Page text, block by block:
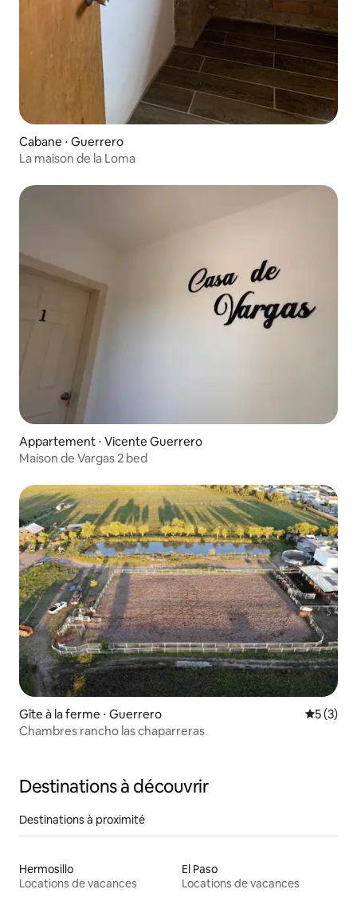
Cabane ⋅ Guerrero
La maison de la Loma
Appartement ⋅ Vicente Guerrero
Maison de Vargas 2 bed
Gîte à la ferme ⋅ Guerrero
5 (3)
Chambres rancho las chaparreras
Destinations à découvrir
Destinations à proximité
Hermosillo
Locations de vacances
El Paso
Locations de vacances